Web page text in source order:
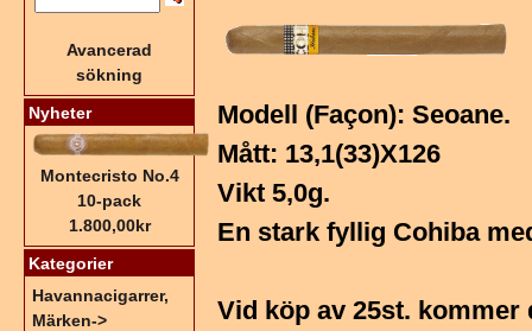
Modell (Façon): Seoane.
Mått: 13,1(33)X126
Vikt 5,0g.
En stark fyllig Cohiba
Vid köp av 25st. kommer
Avancerad
sökning
Nyheter
Montecristo No.4
10-pack
1.800,00kr
Kategorier
Havannacigarrer,
Märken->